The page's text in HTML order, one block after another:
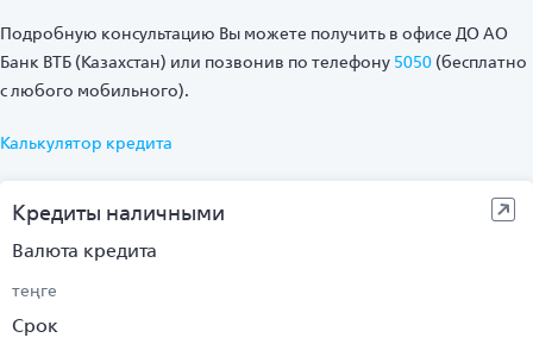
Подробную консультацию Вы можете получить в офисе ДО АО
Банк ВТБ (Казахстан) или позвонив по телефону 5050 (бесплатно
с любого мобильного).
Калькулятор кредита
Кредиты наличными
Валюта кредита
теңге
Срок